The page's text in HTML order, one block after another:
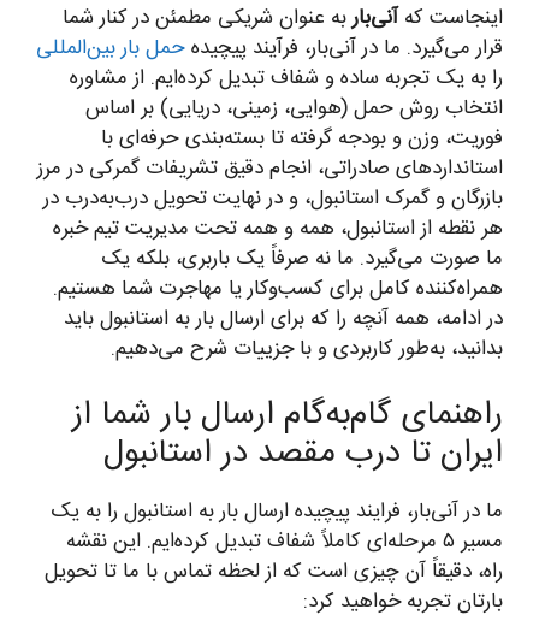
اینجاست کهآنی‌باربه عنوان شریکی مطمئن در کنار شما
قرار می‌گیرد. ما در آنی‌بار، فرآیند پیچیدهحمل بار بین‌المللی
را به یک تجربه ساده و شفاف تبدیل کرده‌ایم. از مشاوره
انتخاب روش حمل (هوایی، زمینی، دریایی) بر اساس
فوریت، وزن و بودجه گرفته تا بسته‌بندی حرفه‌ای با
استانداردهای صادراتی، انجام دقیق تشریفات گمرکی در مرز
بازرگان و گمرک استانبول، و در نهایت تحویل درب‌به‌درب در
هر نقطه از استانبول، همه و همه تحت مدیریت تیم خبره
ما صورت می‌گیرد. ما نه صرفاً یک باربری، بلکه یک
همراه‌کننده کامل برای کسب‌وکار یا مهاجرت شما هستیم.
در ادامه، همه آنچه را که برای ارسال بار به استانبول باید
بدانید، به‌طور کاربردی و با جزییات شرح می‌دهیم.
راهنمای گام‌به‌گام ارسال بار شما از
ایران تا درب مقصد در استانبول
ما در آنی‌بار، فرایند پیچیده ارسال بار به استانبول را به یک
مسیر ۵ مرحله‌ای کاملاً شفاف تبدیل کرده‌ایم. این نقشه
راه، دقیقاً آن چیزی است که از لحظه تماس با ما تا تحویل
بارتان تجربه خواهید کرد: